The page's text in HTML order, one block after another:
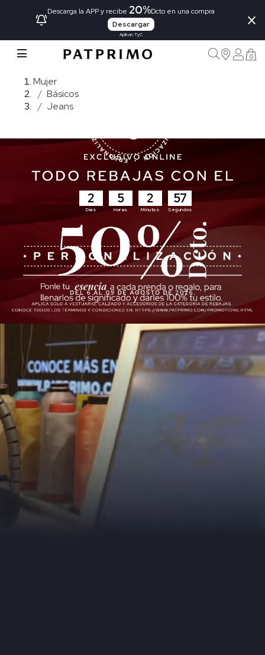
Descarga la APP y recibe 20%Dcto en una compra
Descargar
Aplican TyC
×
0
Mujer
Básicos
Jeans
2
Días
5
Horas
2
Minutos
56
Segundos